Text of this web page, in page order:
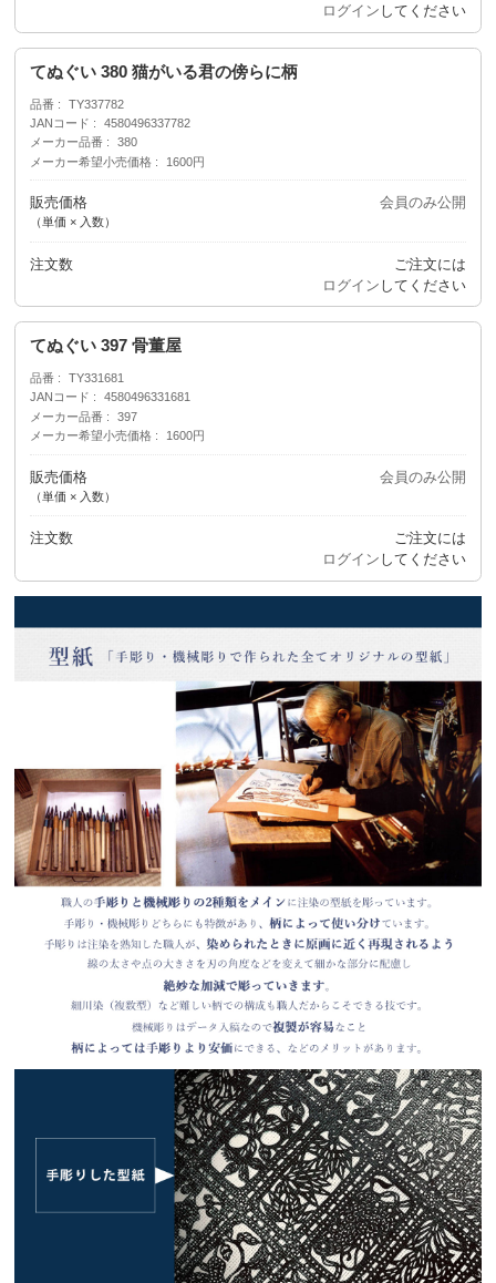
ログイン してください
てぬぐい 380 猫がいる君の傍らに柄
品番
TY337782
JANコード
4580496337782
メーカー品番
380
メーカー希望小売価格
1600円
販売価格
（単価 × 入数）
会員のみ公開
注文数
ご注文には
ログイン してください
てぬぐい 397 骨董屋
品番
TY331681
JANコード
4580496331681
メーカー品番
397
メーカー希望小売価格
1600円
販売価格
（単価 × 入数）
会員のみ公開
注文数
ご注文には
ログイン してください